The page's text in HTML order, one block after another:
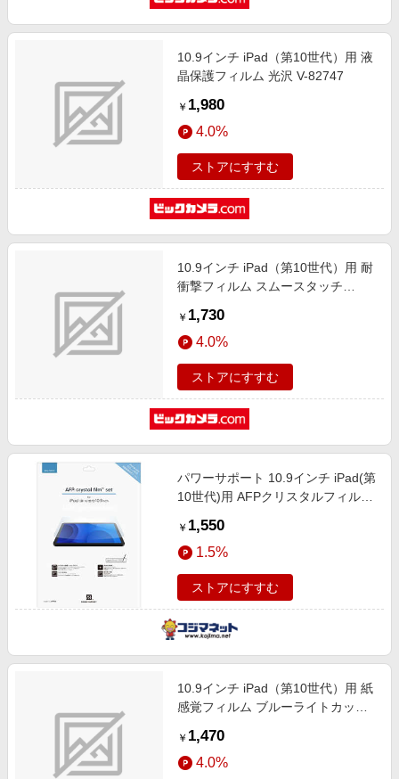
10.9インチ iPad（第10世代）用 液
晶保護フィルム 光沢 V-82747
￥ 1,980
4.0%
ストアにすすむ
10.9インチ iPad（第10世代）用 耐
衝撃フィルム スムースタッチ
￥ 1,730
4.0%
ストアにすすむ
パワーサポート 10.9インチ iPad(第
10世代)用 AFPクリスタルフィルム
￥ 1,550
1.5%
ストアにすすむ
10.9インチ iPad（第10世代）用 紙
感覚フィルム ブルーライトカット
￥ 1,470
4.0%